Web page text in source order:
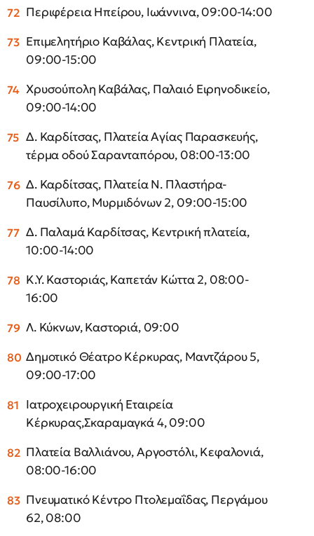
Περιφέρεια Ηπείρου, Ιωάννινα, 09:00-14:00
Επιμελητήριο Καβάλας, Κεντρική Πλατεία,
09:00-15:00
Χρυσούπολη Καβάλας, Παλαιό Ειρηνοδικείο,
09:00-14:00
Δ. Καρδίτσας, Πλατεία Αγίας Παρασκευής,
τέρμα οδού Σαρανταπόρου, 08:00-13:00
Δ. Καρδίτσας, Πλατεία Ν. Πλαστήρα-
Παυσίλυπο, Μυρμιδόνων 2, 09:00-15:00
Δ. Παλαμά Καρδίτσας, Κεντρική πλατεία,
10:00-14:00
Κ.Υ. Καστοριάς, Καπετάν Κώττα 2, 08:00-
16:00
Λ. Κύκνων, Καστοριά, 09:00
Δημοτικό Θέατρο Κέρκυρας, Μαντζάρου 5,
09:00-17:00
Ιατροχειρουργική Εταιρεία
Κέρκυρας,Σκαραμαγκά 4, 09:00
Πλατεία Βαλλιάνου, Αργοστόλι, Κεφαλονιά,
08:00-16:00
Πνευματικό Κέντρο Πτολεμαΐδας, Περγάμου
62, 08:00